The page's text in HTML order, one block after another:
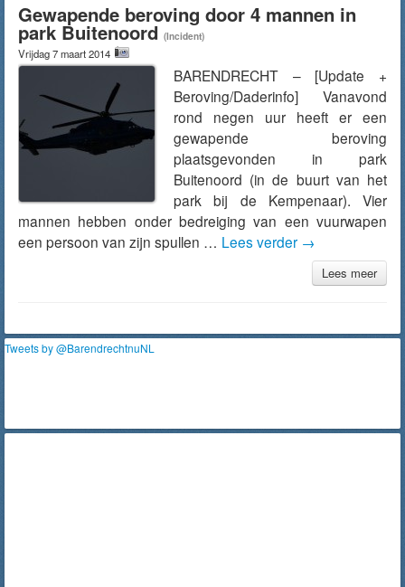
Gewapende beroving door 4 mannen in
park Buitenoord (Incident)
Vrijdag 7 maart 2014
BARENDRECHT – [Update +
Beroving/Daderinfo] Vanavond
rond negen uur heeft er een
gewapende beroving
plaatsgevonden in park
Buitenoord (in de buurt van het
park bij de Kempenaar). Vier
mannen hebben onder bedreiging van een vuurwapen
een persoon van zijn spullen … Lees verder →
Lees meer
Tweets by @BarendrechtnuNL